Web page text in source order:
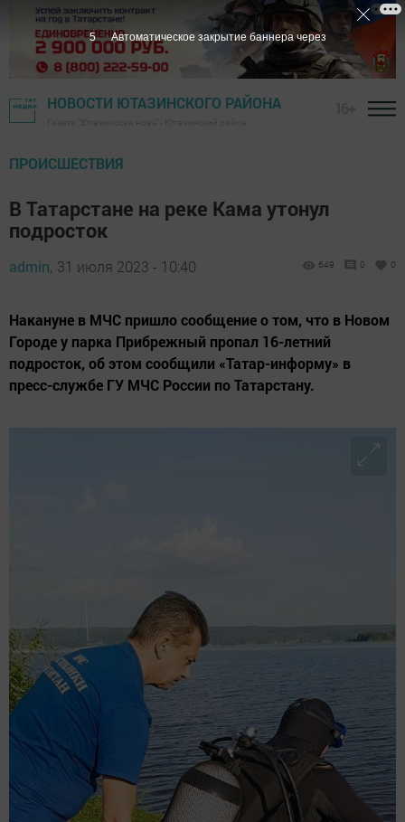
НОВОСТИ ЮТАЗИНСКОГО РАЙОНА
ПРОИСШЕСТВИЯ
В Татарстане на реке Кама утонул
подросток
admin, 31 июля 2023 - 10:40 649 0 0
Накануне в МЧС пришло сообщение о том, что в Новом
Городе у парка Прибрежный пропал 16-летний
подросток, об этом сообщили «Татар-информу» в
пресс-службе ГУ МЧС России по Татарстану.
3 Автоматическое закрытие баннера через